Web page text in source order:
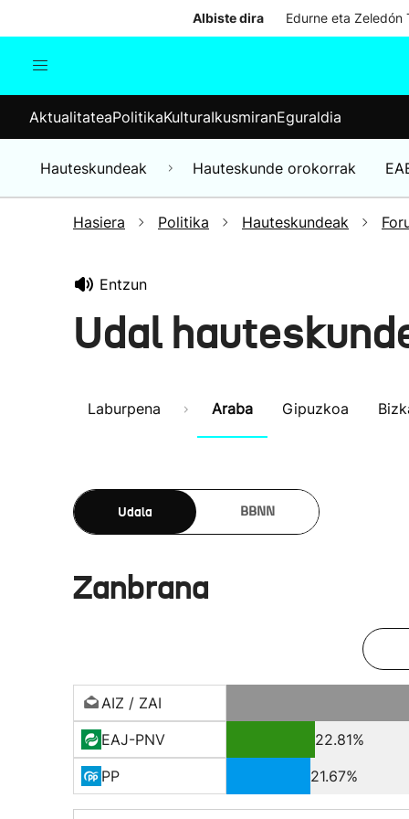
Albiste dira Edurne eta Zeledón
Munduko albisteak
Hauteskundeak
AktualitateaPolitikaKulturaIkusmiranEguraldia
Hauteskundeak Hauteskunde orokorrak
Hasiera Politika Hauteskundeak
Entzun
Udal
Laburpena Araba Gipuzkoa
Udala BBNN
Zanbrana
AIZ / ZAI
EAJ-PNV
22.81%
PP
21.67%